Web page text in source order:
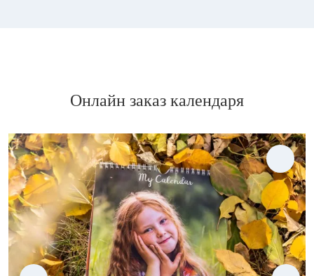
Онлайн заказ календаря